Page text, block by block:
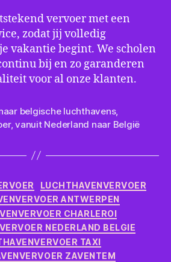
vervoer met een
zodat jij volledig
vakantie begint. We scholen
bij en zo garanderen
voor al onze klanten.
belgische luchthavens,
,vanuit Nederland naar België
Categorieën
LUCHTHAVENVERVOER
ANTWERPEN
CHARLEROI
NEDERLAND BELGIE
TAXI
ZAVENTEM